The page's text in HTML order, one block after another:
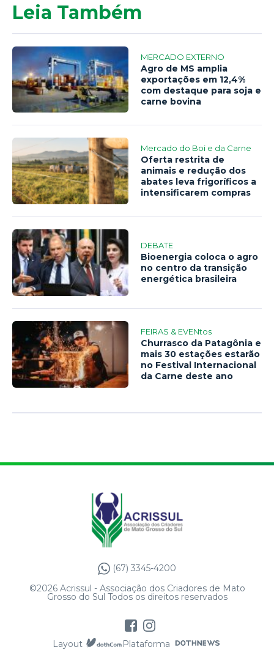
Leia Também
MERCADO EXTERNO
Agro de MS amplia
exportações em 12,4%
com destaque para soja e
carne bovina
Mercado do Boi e da Carne
Oferta restrita de
animais e redução dos
abates leva frigoríficos a
intensificarem compras
DEBATE
Bioenergia coloca o agro
no centro da transição
energética brasileira
FEIRAS & EVENtos
Churrasco da Patagônia e
mais 30 estações estarão
no Festival Internacional
da Carne deste ano
(67) 3345-4200
©2026 Acrissul - Associação dos Criadores de Mato
Grosso do Sul Todos os direitos reservados
Layout Plataforma